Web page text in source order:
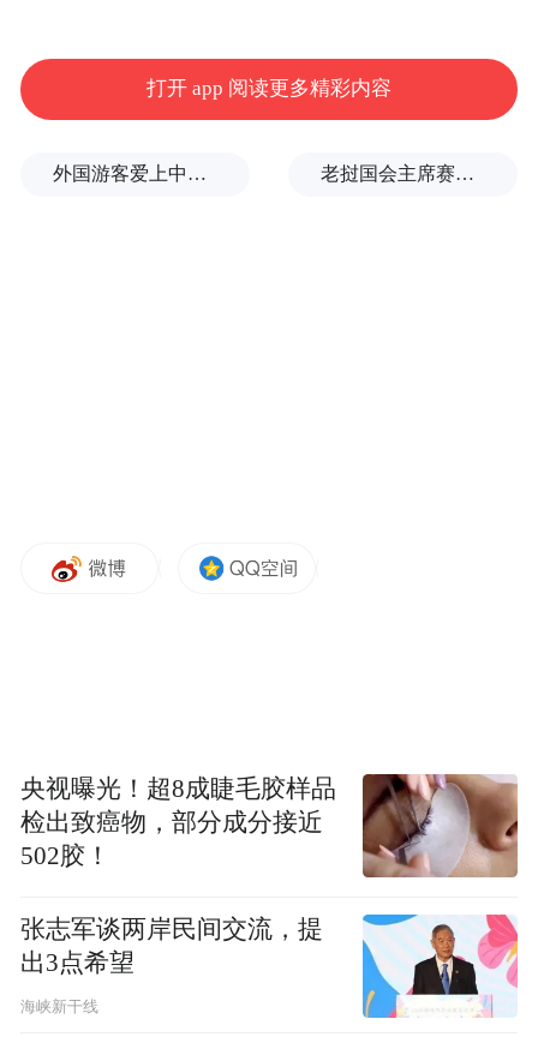
关注。以韩江为例，去年拿到诺奖后，她在
打开 app 阅读更多精彩内容
外国游客爱上中国旅拍、汉服和美甲 老挝国会主席赛宋蓬逝世
央视曝光！超8成睫毛胶样品
检出致癌物，部分成分接近
502胶！
张志军谈两岸民间交流，提
出3点希望
海峡新干线